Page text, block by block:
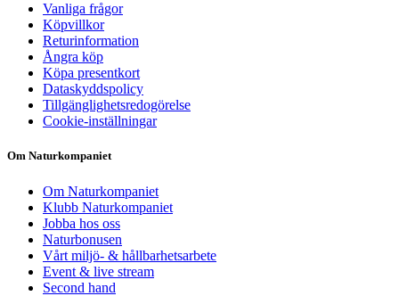
Vanliga frågor
Köpvillkor
Returinformation
Ångra köp
Köpa presentkort
Dataskyddspolicy
Tillgänglighetsredogörelse
Cookie-inställningar
Om Naturkompaniet
Om Naturkompaniet
Klubb Naturkompaniet
Jobba hos oss
Naturbonusen
Vårt miljö- & hållbarhetsarbete
Event & live stream
Second hand